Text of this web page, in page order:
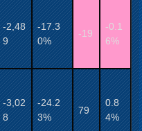
-2,48
9
-17.3
0%
-19
-0.1
6%
-3,02
8
-24.2
3%
79
0.8
4%